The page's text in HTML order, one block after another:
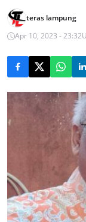
teras lampung
Apr 10, 2023 - 23:32